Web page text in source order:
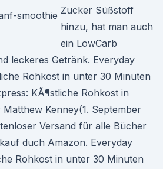
Zucker Süßstoff
hinzu, hat man auch
ein LowCarb
leckeres Getränk. Everyday
Rohkost in unter 30 Minuten
KÃ¶stliche Rohkost in
Kenney(1. September
Versand für alle Bücher
duch Amazon. Everyday
Rohkost in unter 30 Minuten